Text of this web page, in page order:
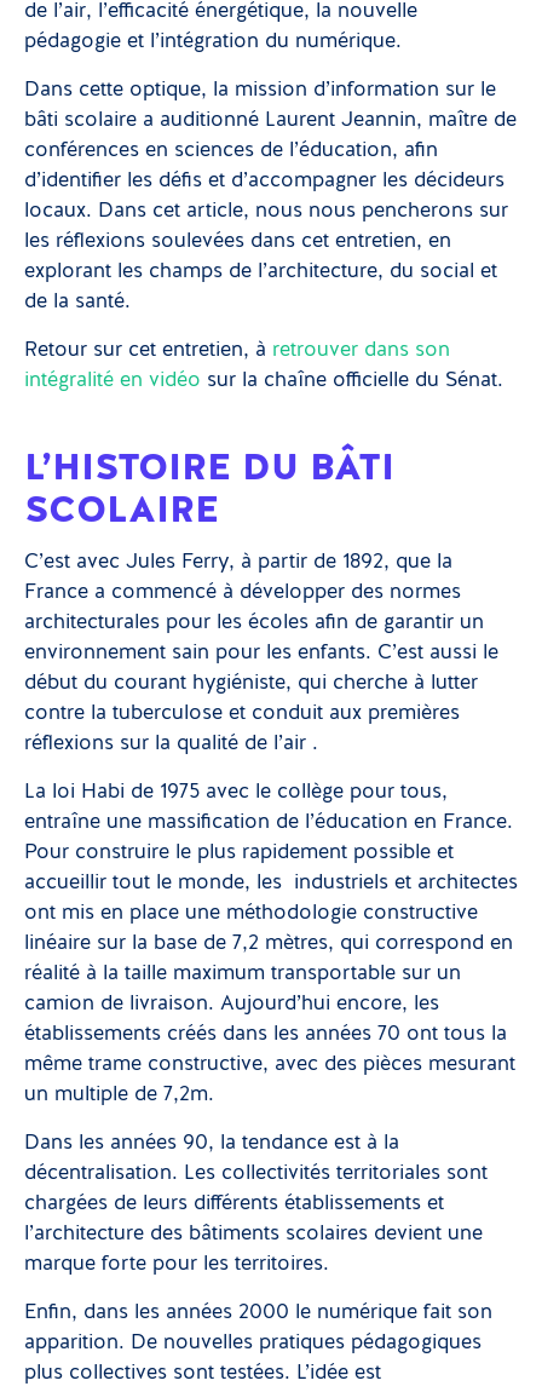
de l’air, l’efficacité énergétique, la nouvelle
pédagogie et l’intégration du numérique.
Dans cette optique, la mission d’information sur le
bâti scolaire a auditionné Laurent Jeannin, maître de
conférences en sciences de l’éducation, afin
d’identifier les défis et d’accompagner les décideurs
locaux. Dans cet article, nous nous pencherons sur
les réflexions soulevées dans cet entretien, en
explorant les champs de l’architecture, du social et
de la santé.
Retour sur cet entretien, à retrouver dans son
intégralité en vidéo sur la chaîne officielle du Sénat.
L’HISTOIRE DU BÂTI
SCOLAIRE
C’est avec Jules Ferry, à partir de 1892, que la
France a commencé à développer des normes
architecturales pour les écoles afin de garantir un
environnement sain pour les enfants. C’est aussi le
début du courant hygiéniste, qui cherche à lutter
contre la tuberculose et conduit aux premières
réflexions sur la qualité de l’air .
La loi Habi de 1975 avec le collège pour tous,
entraîne une massification de l’éducation en France.
Pour construire le plus rapidement possible et
accueillir tout le monde, les industriels et architectes
ont mis en place une méthodologie constructive
linéaire sur la base de 7,2 mètres, qui correspond en
réalité à la taille maximum transportable sur un
camion de livraison. Aujourd’hui encore, les
établissements créés dans les années 70 ont tous la
même trame constructive, avec des pièces mesurant
un multiple de 7,2m.
Dans les années 90, la tendance est à la
décentralisation. Les collectivités territoriales sont
chargées de leurs différents établissements et
l’architecture des bâtiments scolaires devient une
marque forte pour les territoires.
Enfin, dans les années 2000 le numérique fait son
apparition. De nouvelles pratiques pédagogiques
plus collectives sont testées. L’idée est